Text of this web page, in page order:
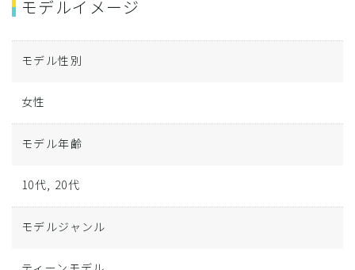
モデルイメージ
モデル性別
女性
モデル年齢
10代, 20代
モデルジャンル